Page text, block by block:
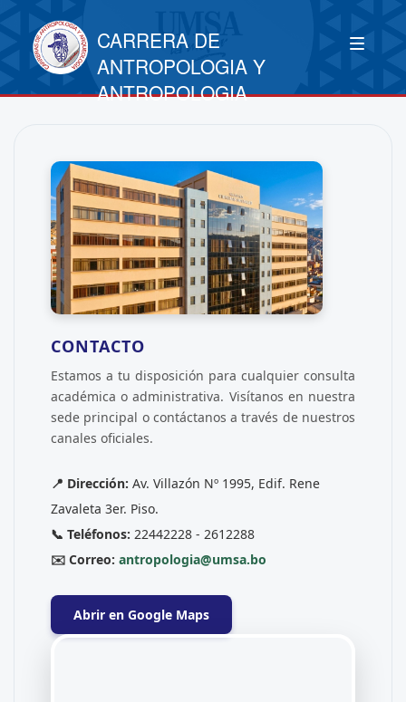
CARRERA DE
ANTROPOLOGIA Y
ANTROPOLOGIA
CONTACTO
Estamos a tu disposición para cualquier consulta
académica o administrativa. Visítanos en nuestra
sede principal o contáctanos a través de nuestros
canales oficiales.
📍 Dirección: Av. Villazón Nº 1995, Edif. Rene
Zavaleta 3er. Piso.
📞 Teléfonos: 22442228 - 2612288
✉️ Correo: antropologia@umsa.bo
Abrir en Google Maps